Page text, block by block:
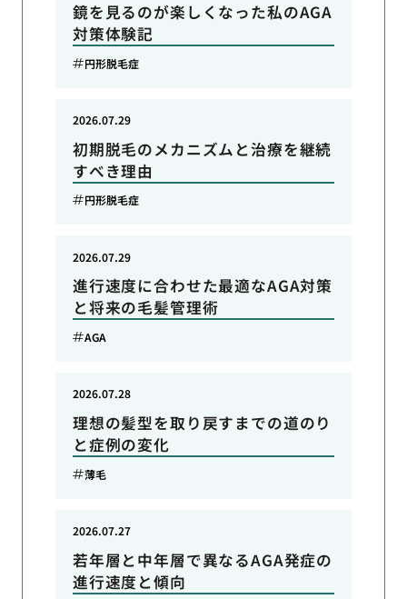
鏡を見るのが楽しくなった私のAGA
対策体験記
円形脱毛症
初期脱毛のメカニズムと治療を継続
すべき理由
2026.07.29
円形脱毛症
進行速度に合わせた最適なAGA対策
と将来の毛髪管理術
2026.07.29
AGA
理想の髪型を取り戻すまでの道のり
と症例の変化
2026.07.28
薄毛
若年層と中年層で異なるAGA発症の
進行速度と傾向
2026.07.27